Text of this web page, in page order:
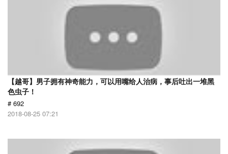
【越哥】男子拥有神奇能力，可以用嘴给人治病，事后吐出一堆黑
色虫子！
# 692
2018-08-25 07:21